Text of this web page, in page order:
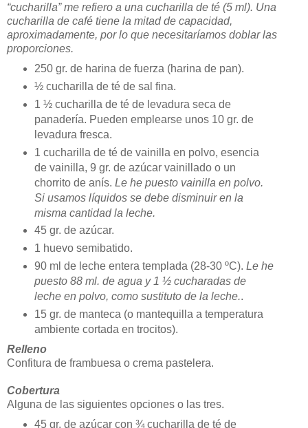
“cucharilla” me refiero a una cucharilla de té (5 ml). Una
cucharilla de café tiene la mitad de capacidad,
aproximadamente, por lo que necesitaríamos doblar las
proporciones.
250 gr. de harina de fuerza (harina de pan).
½ cucharilla de té de sal fina.
1 ½ cucharilla de té de levadura seca de
panadería. Pueden emplearse unos 10 gr. de
levadura fresca.
1 cucharilla de té de vainilla en polvo, esencia
de vainilla, 9 gr. de azúcar vainillado o un
chorrito de anís. Le he puesto vainilla en polvo.
Si usamos líquidos se debe disminuir en la
misma cantidad la leche.
45 gr. de azúcar.
1 huevo semibatido.
90 ml de leche entera templada (28-30 ºC). Le he
puesto 88 ml. de agua y 1 ½ cucharadas de
leche en polvo, como sustituto de la leche..
15 gr. de manteca (o mantequilla a temperatura
ambiente cortada en trocitos).
Relleno
Confitura de frambuesa o crema pastelera.
Cobertura
Alguna de las siguientes opciones o las tres.
45 gr. de azúcar con ¾ cucharilla de té de